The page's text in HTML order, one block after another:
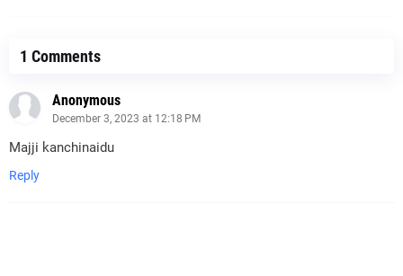
1 Comments
Anonymous
December 3, 2023 at 12:18 PM
Majji kanchinaidu
Reply